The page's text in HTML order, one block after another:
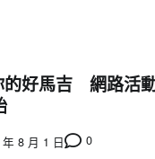
的好馬吉 網路活
8 月 1 日 0